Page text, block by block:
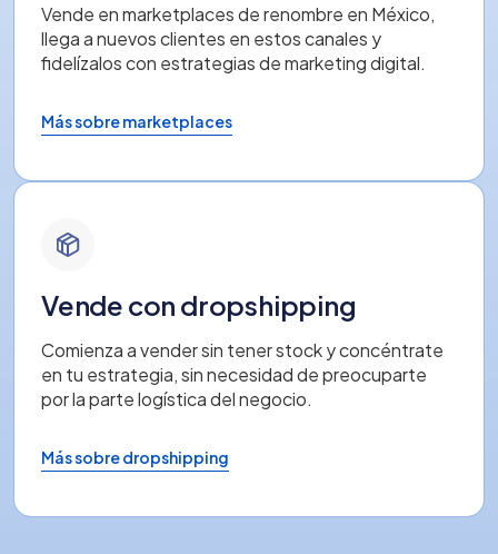
Vende en marketplaces de renombre en México,
llega a nuevos clientes en estos canales y
fidelízalos con estrategias de marketing digital.
Más sobre marketplaces
Vende con dropshipping
Comienza a vender sin tener stock y concéntrate
en tu estrategia, sin necesidad de preocuparte
por la parte logística del negocio.
Más sobre dropshipping